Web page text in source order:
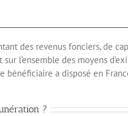
des revenus fonciers, de
l’ensemble des moyens
a disposé en
?